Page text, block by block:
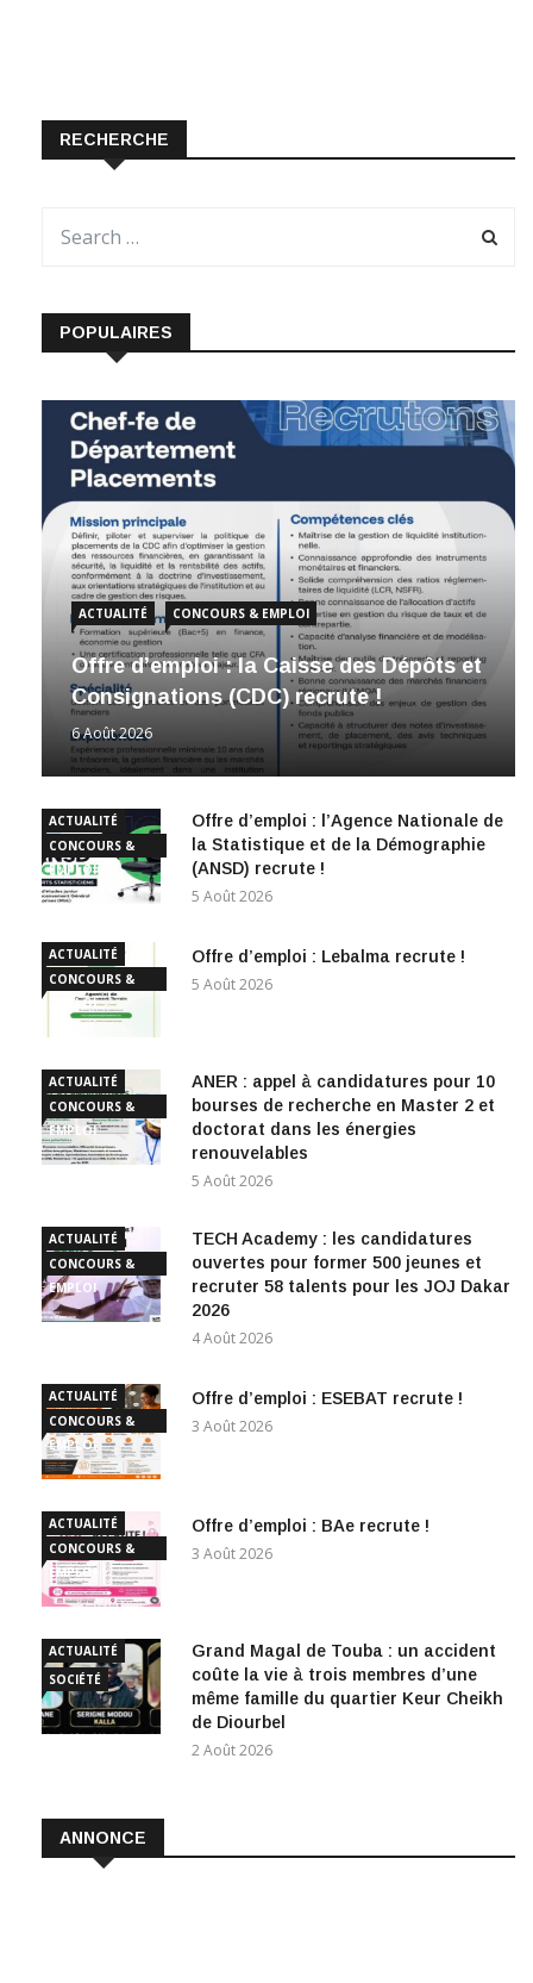
RECHERCHE
POPULAIRES
ACTUALITÉ CONCOURS & EMPLOI
Offre d’emploi : la Caisse des Dépôts et
Consignations (CDC) recrute !
6 Août 2026
ACTUALITÉ
CONCOURS &
EMPLOI
Offre d’emploi : l’Agence Nationale de
la Statistique et de la Démographie
(ANSD) recrute !
5 Août 2026
ACTUALITÉ
CONCOURS &
EMPLOI
Offre d’emploi : Lebalma recrute !
5 Août 2026
ACTUALITÉ
CONCOURS &
EMPLOI
ANER : appel à candidatures pour 10
bourses de recherche en Master 2 et
doctorat dans les énergies
renouvelables
5 Août 2026
ACTUALITÉ
CONCOURS &
EMPLOI
TECH Academy : les candidatures
ouvertes pour former 500 jeunes et
recruter 58 talents pour les JOJ Dakar
2026
4 Août 2026
ACTUALITÉ
CONCOURS &
EMPLOI
Offre d’emploi : ESEBAT recrute !
3 Août 2026
ACTUALITÉ
CONCOURS &
EMPLOI
Offre d’emploi : BAe recrute !
3 Août 2026
ACTUALITÉ
SOCIÉTÉ
Grand Magal de Touba : un accident
coûte la vie à trois membres d’une
même famille du quartier Keur Cheikh
de Diourbel
2 Août 2026
ANNONCE